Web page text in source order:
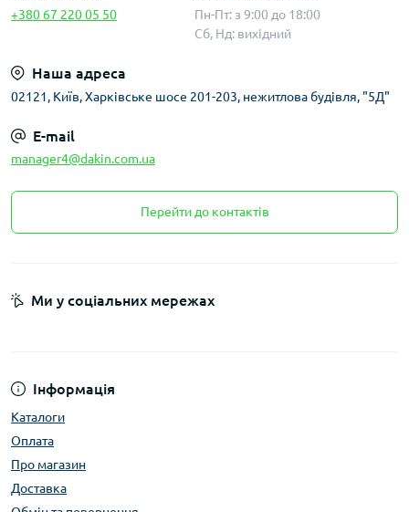
+380 67 220 05 50
Пн-Пт: з 9:00 до 18:00
Сб, Нд: вихідний
Наша адреса
02121, Київ, Харківське шосе 201-203, нежитлова будівля, "5Д"
E-mail
manager4@dakin.com.ua
Перейти до контактів
Інформація
Каталоги
Оплата
Про магазин
Доставка
Ми у соціальних мережах